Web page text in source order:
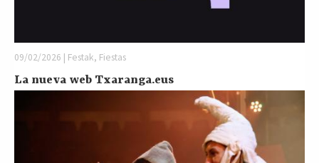
09/02/2026 | Festak, Fiestas
La nueva web Txaranga.eus